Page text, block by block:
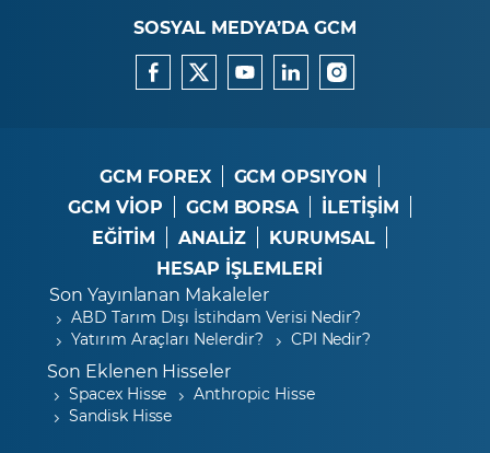
SOSYAL MEDYA’DA GCM
GCM FOREX
GCM OPSIYON
GCM VİOP
GCM BORSA
İLETİŞİM
EĞİTİM
ANALİZ
KURUMSAL
HESAP İŞLEMLERİ
Son Yayınlanan Makaleler
ABD Tarım Dışı İstihdam Verisi Nedir?
Yatırım Araçları Nelerdir?
CPI Nedir?
Son Eklenen Hisseler
Spacex Hisse
Anthropic Hisse
Sandisk Hisse